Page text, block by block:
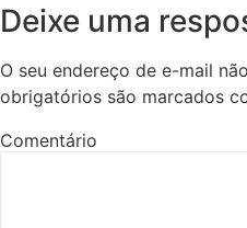
Deixe uma
O seu endereço de e-mail
obrigatórios são marcados
Comentário